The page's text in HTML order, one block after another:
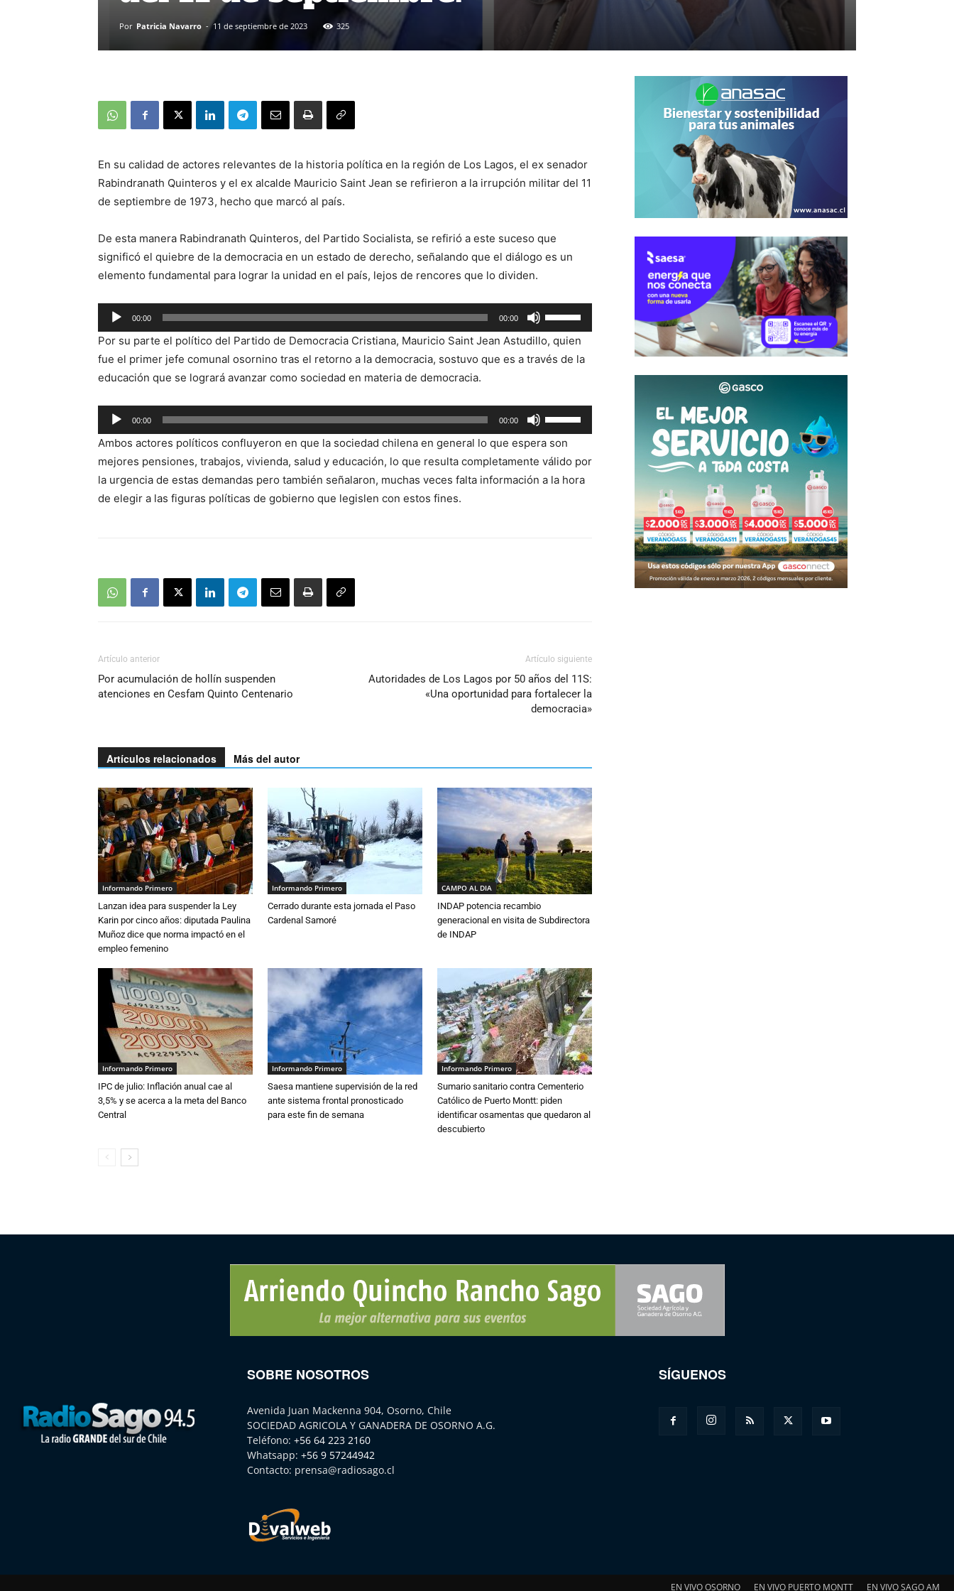
Por Patricia Navarro - 11 de septiembre de 2023 325
En su calidad de actores relevantes de la historia política en la región de Los Lagos, el ex senador
Rabindranath Quinteros y el ex alcalde Mauricio Saint Jean se refirieron a la irrupción militar del 11
de septiembre de 1973, hecho que marcó al país.
De esta manera Rabindranath Quinteros, del Partido Socialista, se refirió a este suceso que
significó el quiebre de la democracia en un estado de derecho, señalando que el diálogo es un
elemento fundamental para lograr la unidad en el país, lejos de rencores que lo dividen.
Reproductor
de
audio
00:00 00:00
las
teclas
de
arriba/abajo
para
aumentar
o
disminuir
Por su parte el político del Partido de Democracia Cristiana, Mauricio Saint Jean Astudillo, quien
fue el primer jefe comunal osornino tras el retorno a la democracia, sostuvo que es a través de la
educación que se logrará avanzar como sociedad en materia de democracia.
Reproductor
de
audio
00:00 00:00
las
teclas
de
flecha
Ambos actores políticos confluyeron en que la sociedad chilena en general lo que espera son
mejores pensiones, trabajos, vivienda, salud y educación, lo que resulta completamente válido por
la urgencia de estas demandas pero también señalaron, muchas veces falta información a la hora
de elegir a las figuras políticas de gobierno que legislen con estos fines.
Artículo anterior
Por acumulación de hollín suspenden
atenciones en Cesfam Quinto Centenario
Artículo siguiente
Autoridades de Los Lagos por 50 años del 11S:
«Una oportunidad para fortalecer la
democracia»
Artículos relacionados Más del autor
Informando Primero
Lanzan idea para suspender la Ley
Karin por cinco años: diputada Paulina
Muñoz dice que norma impactó en el
empleo femenino
Informando Primero
Cerrado durante esta jornada el Paso
Cardenal Samoré
CAMPO AL DIA
INDAP potencia recambio
generacional en visita de Subdirectora
de INDAP
Informando Primero
IPC de julio: Inflación anual cae al
3,5% y se acerca a la meta del Banco
Central
Informando Primero
Saesa mantiene supervisión de la red
ante sistema frontal pronosticado
para este fin de semana
Informando Primero
Sumario sanitario contra Cementerio
Católico de Puerto Montt: piden
identificar osamentas que quedaron al
descubierto
SOBRE NOSOTROS
Avenida Juan Mackenna 904, Osorno, Chile
SOCIEDAD AGRICOLA Y GANADERA DE OSORNO A.G.
Teléfono: +56 64 223 2160
Whatsapp: +56 9 57244942
Contacto: prensa@radiosago.cl
SÍGUENOS
EN VIVO OSORNO EN VIVO PUERTO MONTT EN VIVO SAGO AM